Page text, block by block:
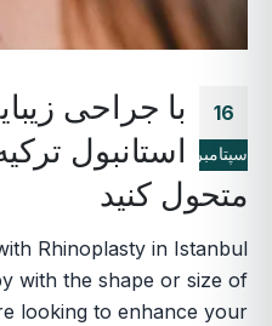
16
سپتامبر
با جراحی
استانبول
متحول کنید
Rhinoplasty in Istanbul
with the shape or size of
looking to enhance your